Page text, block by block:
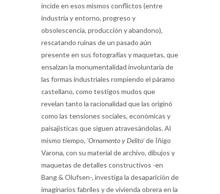
incide en esos mismos conflictos (entre
industria y entorno, progreso y
obsolescencia, producción y abandono),
rescatando ruinas de un pasado aún
presente en sus fotografías y maquetas, que
ensalzan la monumentalidad involuntaria de
las formas industriales rompiendo el páramo
castellano, como testigos mudos que
revelan tanto la racionalidad que las originó
como las tensiones sociales, económicas y
paisajísticas que siguen atravesándolas. Al
mismo tiempo, ‘Ornamento y Delito’de Íñigo
Varona, con su material de archivo, dibujos y
maquetas de detalles constructivos -en
Bang & Olufsen-, investiga la desaparición de
imaginarios fabriles y de vivienda obrera en la